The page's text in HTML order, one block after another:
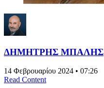
ΔΗΜΗΤΡΗΣ ΜΠΑΛΗΣ
14 Φεβρουαρίου 2024 • 07:26
Read Content